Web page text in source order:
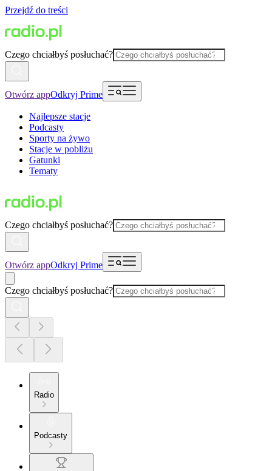
Przejdź do treści
Czego chciałbyś posłuchać?
Otwórz appOdkryj Prime
Najlepsze stacje
Podcasty
Sporty na żywo
Stacje w pobliżu
Gatunki
Tematy
Czego chciałbyś posłuchać?
Otwórz appOdkryj Prime
Czego chciałbyś posłuchać?
Radio
Podcasty